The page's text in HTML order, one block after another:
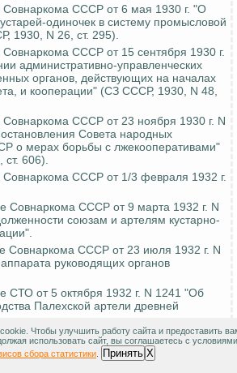
Совнаркома СССР от 6 мая 1930 г. "О
одиночек в систему промысловой
1930, N 26, ст. 295).
СССР от 15 сентября 1930 г.
административно-управленческих
органов, действующих на началах
и кооперации" (СЗ СССР, 1930, N 48,
СССР от 23 ноября 1930 г. N
Совета народных
о мерах борьбы с лжекооперативами"
606).
Совнаркома СССР от 1/3 февраля 1932 г.
Совнаркома СССР от 9 марта 1932 г. N
союзам и артелям кустарно-
Совнаркома СССР от 23 июля 1932 г. N
руководящих органов
СТО от 5 октября 1932 г. N 1241 "Об
Палехской артели древней
СТО от 23 сентября 1933 г. N 835.
Совнаркома СССР от 4 августа 1934 г. N
Чтобы улучшить работу сайта и предоставить
использовать сайт, вы соглашаетесь с условиями
сбора статистики Принять X